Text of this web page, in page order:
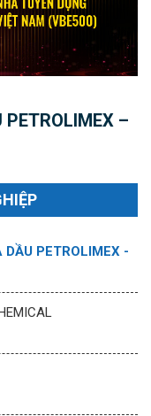
PETROLIMEX –
DẦU PETROLIMEX -